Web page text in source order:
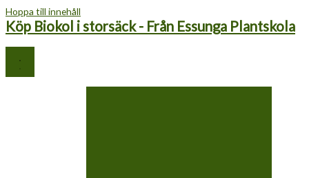
Hoppa till innehåll
Köp Biokol i storsäck - Från Essunga Plantskola